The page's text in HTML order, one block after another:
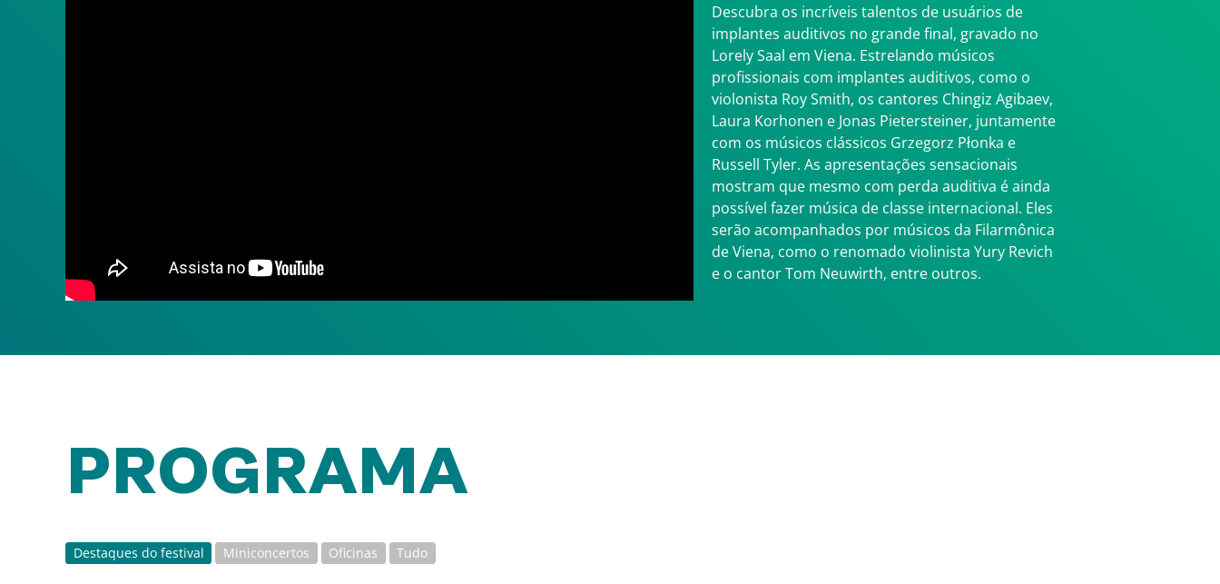
Descubra os incríveis talentos de usuários de
implantes auditivos no grande final, gravado no
Lorely Saal em Viena. Estrelando músicos
profissionais com implantes auditivos, como o
violonista Roy Smith, os cantores Chingiz Agibaev,
Laura Korhonen e Jonas Pietersteiner, juntamente
com os músicos clássicos Grzegorz Płonka e
Russell Tyler. As apresentações sensacionais
mostram que mesmo com perda auditiva é ainda
possível fazer música de classe internacional. Eles
serão acompanhados por músicos da Filarmônica
de Viena, como o renomado violinista Yury Revich
e o cantor Tom Neuwirth, entre outros.
PROGRAMA
Destaques do festival Miniconcertos Oficinas Tudo